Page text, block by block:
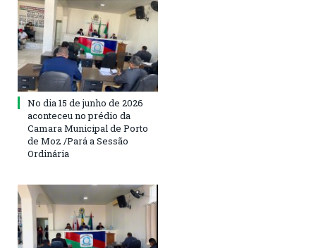
No dia 15 de junho de 2026
aconteceu no prédio da
Camara Municipal de Porto
de Moz /Pará a Sessão
Ordinária